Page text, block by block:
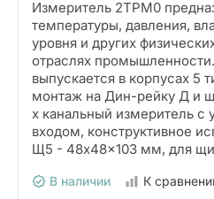
Измеритель 2ТРМ0
температуры, давления,
уровня и других
отраслях
выпускается в корпусах 5
монтаж на Дин-рейку Д и
х канальный измеритель с
входом, конструктивное
Щ5 - 48x48x103 мм, для
В наличии К